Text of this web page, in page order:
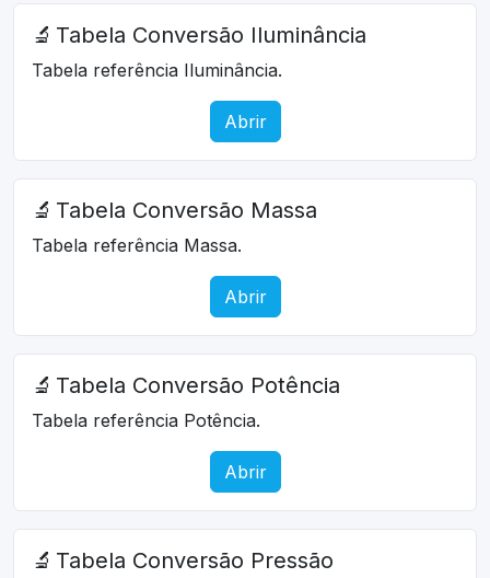
🔬 Tabela Conversão Iluminância
Tabela referência Iluminância.
Abrir
🔬 Tabela Conversão Massa
Tabela referência Massa.
Abrir
🔬 Tabela Conversão Potência
Tabela referência Potência.
Abrir
🔬 Tabela Conversão Pressão